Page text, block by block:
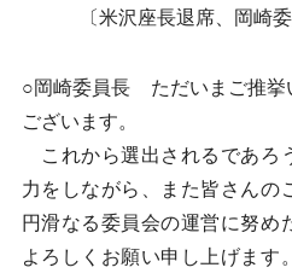
〔米沢座長退席、岡崎委
○岡崎委員長 ただいまご推挙
ございます。
これから選出されるであろ
力をしながら、また皆さんの
円滑なる委員会の運営に努め
よろしくお願い申し上げます